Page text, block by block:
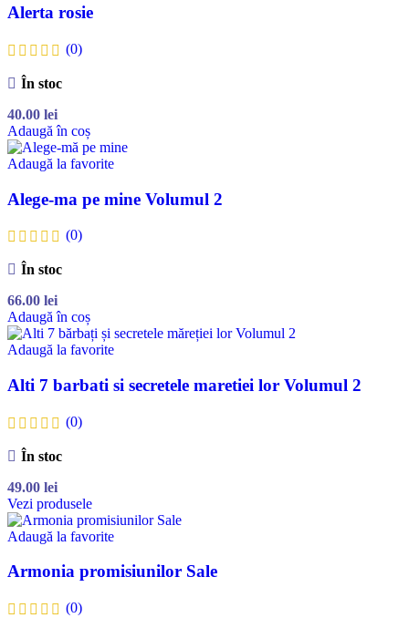
Alerta rosie
(0)
În stoc
40.00 lei
Adaugă în coș
Adaugă la favorite
Alege-ma pe mine Volumul 2
(0)
În stoc
66.00 lei
Adaugă în coș
Adaugă la favorite
Alti 7 barbati si secretele maretiei lor Volumul 2
(0)
În stoc
49.00 lei
Vezi produsele
Adaugă la favorite
Armonia promisiunilor Sale
(0)